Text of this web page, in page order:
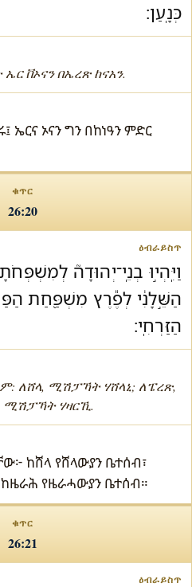
כְּנָֽעַן׃
ቨኦናን በኤረጽ ከናአን.
ኤርና ኦናን ግን በከነዓን ምድር
26:20
וַיִּֽהְי֣וּ בְנֵֽי־יְהוּדָה֘
הַשֵּׁ֣לָנִ֔י לְפֶ֕רֶץ מִשְׁפַּ֖חַת
הַזַּרְחִֽי׃
ለሸላ, ሚሽፓኻት ሃሸላኒ; ለፔረጽ,
ሃዛርኺ.
ከሸላ የሸላውያን ቤተሰብ፣
ከዜራሕ የዜራሓውያን ቤተሰብ።
26:21